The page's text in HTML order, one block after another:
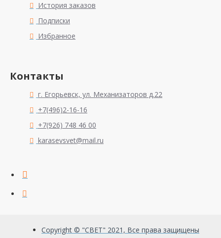
История заказов
Подписки
Избранное
Контакты
г. Егорьевск, ул. Механизаторов д.22
+7(496)2-16-16
+7(926) 748 46 00
karasevsvet@mail.ru
Copyright © "СВЕТ" 2021, Все права защищены